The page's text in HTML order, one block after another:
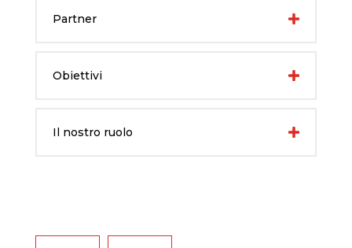
Partner
Obiettivi
Il nostro ruolo